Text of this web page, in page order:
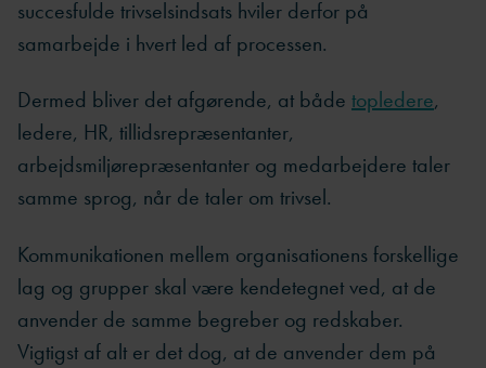
succesfulde trivselsindsats hviler derfor på
samarbejde i hvert led af processen.
Dermed bliver det afgørende, at både topledere,
ledere, HR, tillidsrepræsentanter,
arbejdsmiljørepræsentanter og medarbejdere taler
samme sprog, når de taler om trivsel.
Kommunikationen mellem organisationens forskellige
lag og grupper skal være kendetegnet ved, at de
anvender de samme begreber og redskaber.
Vigtigst af alt er det dog, at de anvender dem på